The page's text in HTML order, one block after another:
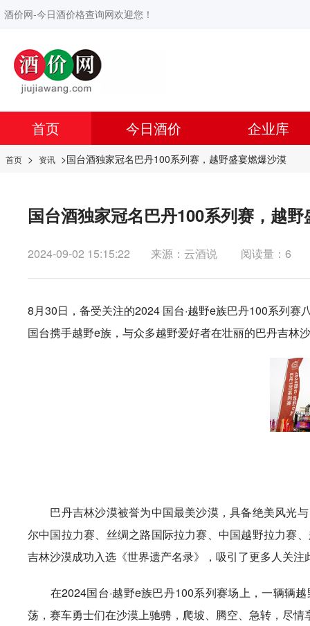
酒价网-今日酒价格查询网欢迎您！
首页 今日酒价 企业库
首页 > 资讯 >国台酒独家冠名巴丹100系列赛，越野盛宴燃爆沙漠
国台酒独家冠名巴丹100系列赛，越
2024-09-02 15:15:22 来源：云酒说 阅读量：6
8月30日，备受关注的2024 国台·越野e族巴丹100系列
国台携手越野e族，与众多越野爱好者在壮丽的巴丹吉林
巴丹吉林沙漠被誉为中国最美沙漠，具备绝美风光与
尔中国拉力赛、丝绸之路国际拉力赛、中国越野拉力赛
吉林沙漠成功入选《世界遗产名录》，吸引了更多人关注
在2024国台·越野e族巴丹100系列赛场上，一辆辆越
荡，赛车勇士们在沙漠上驰骋，爬坡、腾空、急转，尽